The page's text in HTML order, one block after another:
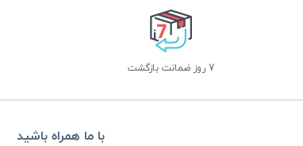
7 روز ضمانت بازگشت
با ما همراه باشید